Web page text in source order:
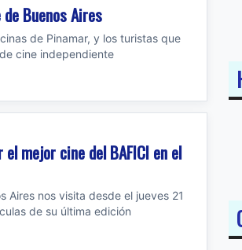
Buenos Aires
de Pinamar, y los turistas que
cine independiente
mejor cine del BAFICI en el
Aires nos visita desde el jueves 21
de su última edición